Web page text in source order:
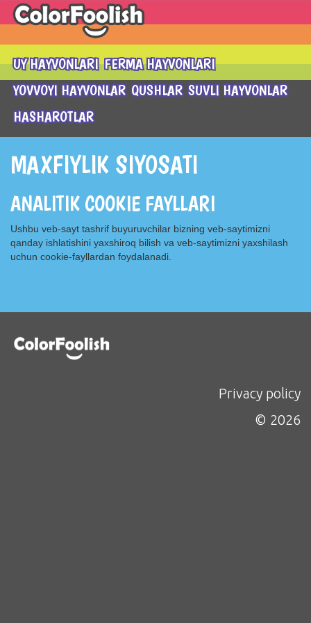
UY HAYVONLARI FERMA HAYVONLARI
YOVVOYI HAYVONLAR QUSHLAR SUVLI HAYVONLAR
HASHAROTLAR
MAXFIYLIK SIYOSATI
ANALITIK COOKIE FAYLLARI
Ushbu veb-sayt tashrif buyuruvchilar bizning veb-saytimizni
qanday ishlatishini yaxshiroq bilish va veb-saytimizni yaxshilash
uchun cookie-fayllardan foydalanadi.
Privacy policy
© 2026